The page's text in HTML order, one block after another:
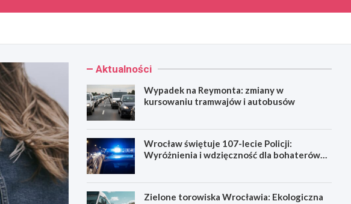
Aktualności
Wypadek na Reymonta: zmiany w
kursowaniu tramwajów i autobusów
Wrocław świętuje 107-lecie Policji:
Wyróżnienia i wdzięczność dla bohaterów
Zielone torowiska Wrocławia: Ekologiczna